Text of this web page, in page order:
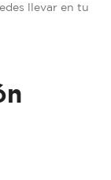
llevar en tu